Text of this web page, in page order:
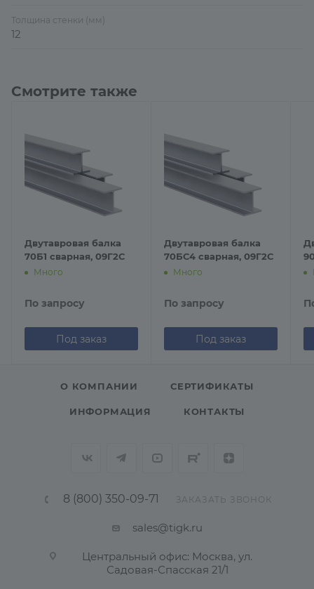
Толщина стенки (мм)
12
Смотрите также
Двутавровая балка
70Б1 сварная, 09Г2С
Много
По запросу
Под заказ
Двутавровая балка
70БС4 сварная, 09Г2С
Много
По запросу
Под заказ
О КОМПАНИИ СЕРТИФИКАТЫ
ИНФОРМАЦИЯ КОНТАКТЫ
8 (800) 350-09-71 ЗАКАЗАТЬ ЗВОНОК
sales@tigk.ru
Центральный офис: Москва, ул.
Садовая-Спасская 21/1